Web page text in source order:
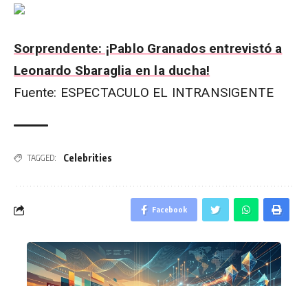
Sorprendente: ¡Pablo Granados entrevistó a
Leonardo Sbaraglia en la ducha!
Fuente: ESPECTACULO EL INTRANSIGENTE
TAGGED: Celebrities
Facebook